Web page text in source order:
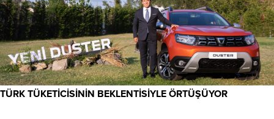
TÜRK TÜKETİCİSİNİN BEKLENTİSİYLE ÖRTÜŞÜYOR